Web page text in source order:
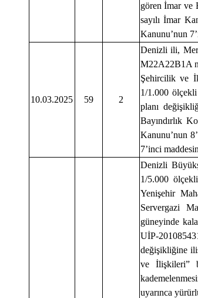
gören İmar ve
sayılı İmar
Kanunu’nun
10.03.2025 59 2
Denizli ili,
M22A22B1A
Şehircilik ve
1/1.000
planı
Bayındırlık
Kanunu’nun
7’inci
Denizli
1/5.000
Yenişehir
Servergazi
güneyinde
UİP-
değişikliğine
ve İlişkileri”
uyarınca